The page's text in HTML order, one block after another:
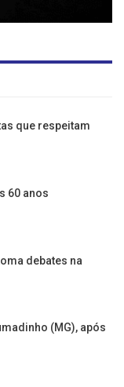
que respeitam
60 anos
debates na
(MG), após